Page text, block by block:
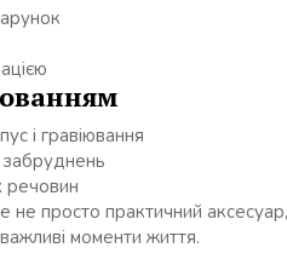
і гравіювання
речовин
не просто практичний
моменти життя.